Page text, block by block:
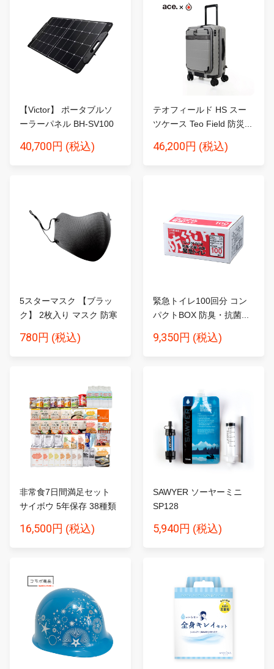
【Victor】 ポータブルソ
ーラーパネル BH-SV100
40,700円 (税込)
テオフィールド HS スー
ツケース Teo Field 防災...
46,200円 (税込)
5スターマスク 【ブラッ
ク】 2枚入り マスク 防寒
780円 (税込)
緊急トイレ100回分 コン
パクトBOX 防臭・抗菌...
9,350円 (税込)
非常食7日間満足セット
サイボウ 5年保存 38種類
16,500円 (税込)
SAWYER ソーヤーミニ
SP128
5,940円 (税込)